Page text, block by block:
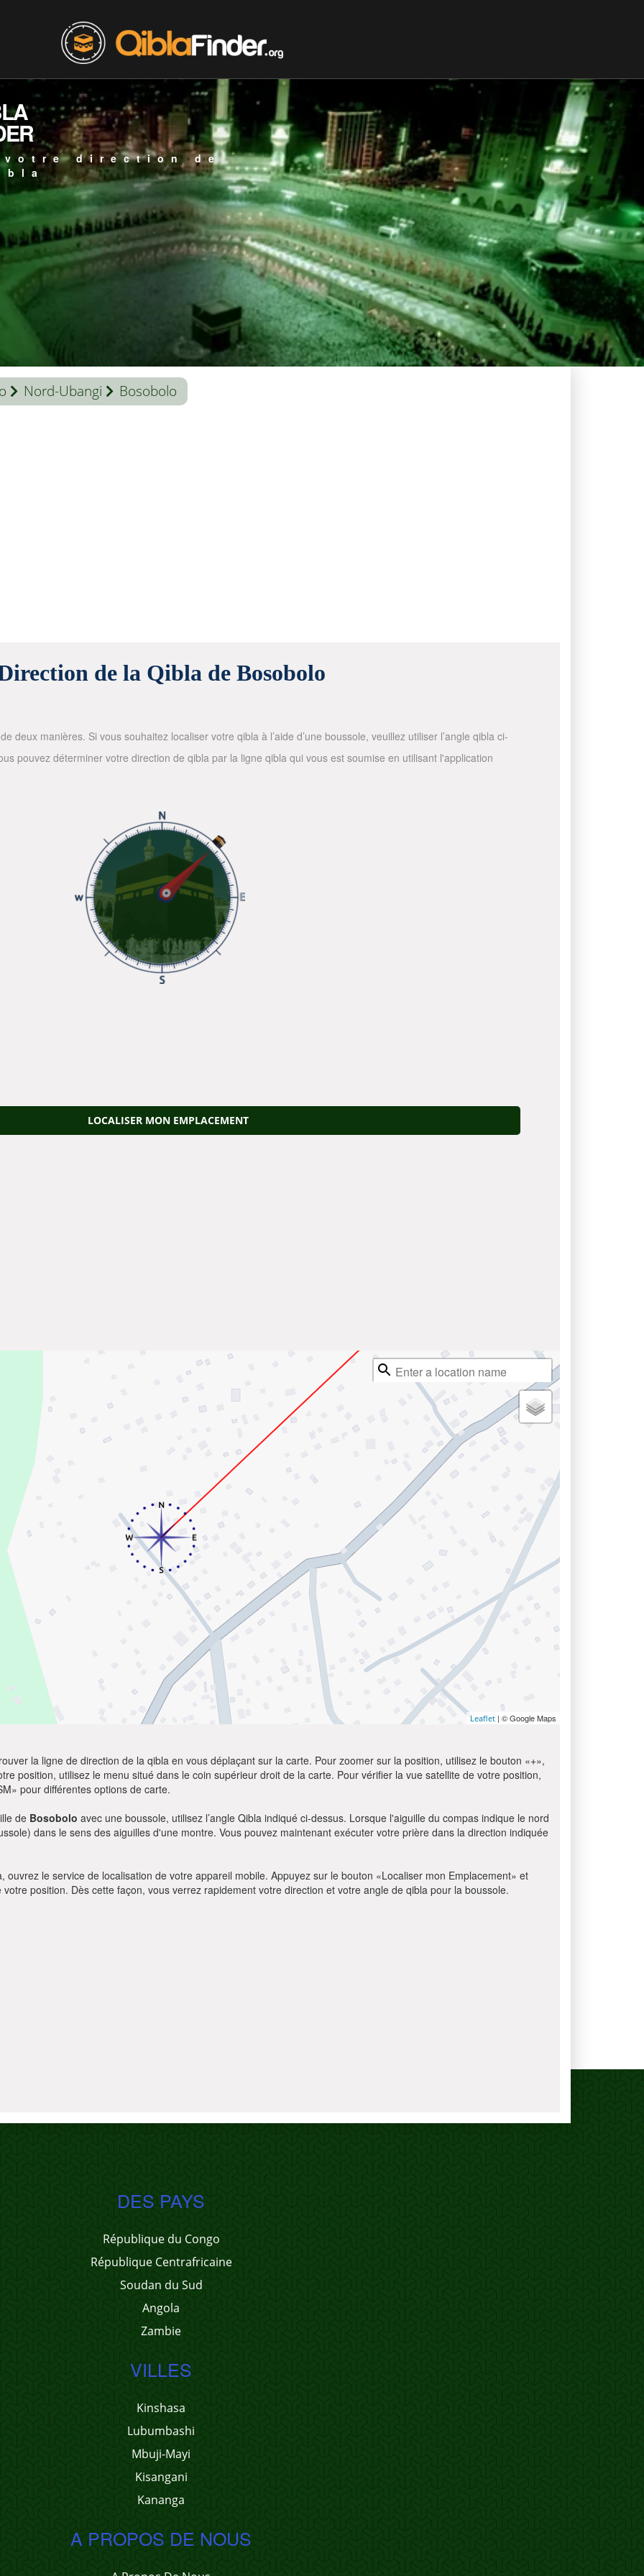
votre direction de
Nord-Ubangi Bosobolo
de la Qibla de Bosobolo
deux manières. Si vous souhaitez localiser votre qibla à l’aide d’une boussole, veuillez utiliser l’angle qibla ci-
pouvez déterminer votre direction de qibla par la ligne qibla qui vous est soumise en utilisant l'application
LOCALISER MON EMPLACEMENT
Leaflet | © Google Maps
la ligne de direction de la qibla en vous déplaçant sur la carte. Pour zoomer sur la position, utilisez le bouton «+»,
position, utilisez le menu situé dans le coin supérieur droit de la carte. Pour vérifier la vue satellite de votre position,
pour différentes options de carte.
de Bosobolo avec une boussole, utilisez l’angle Qibla indiqué ci-dessus. Lorsque l'aiguille du compas indique le nord
dans le sens des aiguilles d'une montre. Vous pouvez maintenant exécuter votre prière dans la direction indiquée
le service de localisation de votre appareil mobile. Appuyez sur le bouton «Localiser mon Emplacement» et
position. Dès cette façon, vous verrez rapidement votre direction et votre angle de qibla pour la boussole.
DES PAYS
République du Congo
République Centrafricaine
Soudan du Sud
Angola
Zambie
VILLES
Kinshasa
Lubumbashi
Mbuji-Mayi
Kisangani
Kananga
A PROPOS DE NOUS